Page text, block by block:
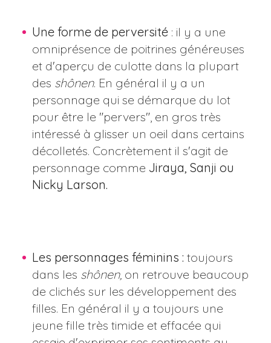
Une forme de perversité: il y a une
omniprésence de poitrines généreuses
et d'aperçu de culotte dans la plupart
des shônen. En général il y a un
personnage qui se démarque du lot
pour être le "pervers", en gros très
intéressé à glisser un oeil dans certains
décolletés. Concrètement il s'agit de
personnage comme Jiraya, Sanji ou
Nicky Larson.
Les personnages féminins : toujours
dans les shônen, on retrouve beaucoup
de clichés sur les développement des
filles. En général il y a toujours une
jeune fille très timide et effacée qui